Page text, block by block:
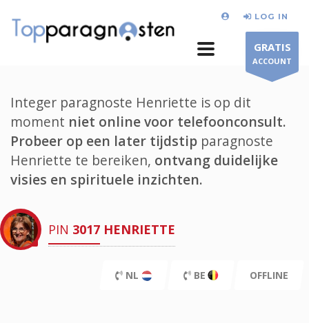
LOG IN
GRATIS
ACCOUNT
Integer paragnoste Henriette is op dit
moment niet online voor telefoonconsult.
Probeer op een later tijdstip paragnoste
Henriette te bereiken, ontvang duidelijke
visies en spirituele inzichten.
PIN 3017 HENRIETTE
NL BE OFFLINE